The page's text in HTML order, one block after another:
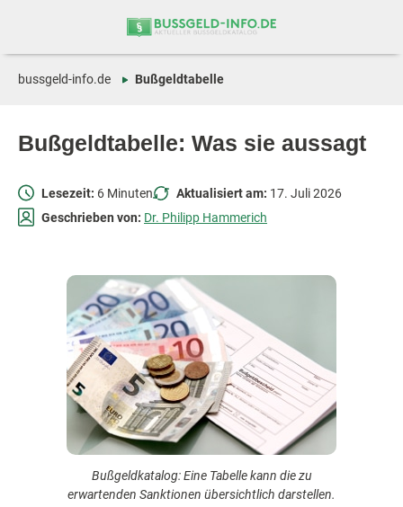
Bußgeldtabelle: Was sie aussagt
bussgeld-info.de Bußgeldtabelle
Lesezeit: 6 Minuten Aktualisiert am: 17. Juli 2026
Geschrieben von: Dr. Philipp Hammerich
Bußgeldkatalog: Eine Tabelle kann die zu
erwartenden Sanktionen übersichtlich darstellen.